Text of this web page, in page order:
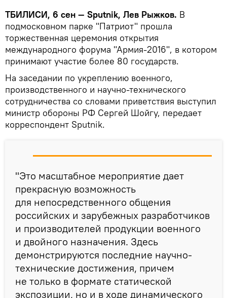
ТБИЛИСИ, 6 сен — Sputnik, Лев Рыжков. В
подмосковном парке "Патриот" прошла
торжественная церемония открытия
международного форума "Армия-2016", в котором
принимают участие более 80 государств.
На заседании по укреплению военного,
производственного и научно-технического
сотрудничества со словами приветствия выступил
министр обороны РФ Сергей Шойгу, передает
корреспондент Sputnik.
"Это масштабное мероприятие дает
прекрасную возможность
для непосредственного общения
российских и зарубежных разработчиков
и производителей продукции военного
и двойного назначения. Здесь
демонстрируются последние научно-
технические достижения, причем
не только в формате статической
экспозиции, но и в ходе динамического